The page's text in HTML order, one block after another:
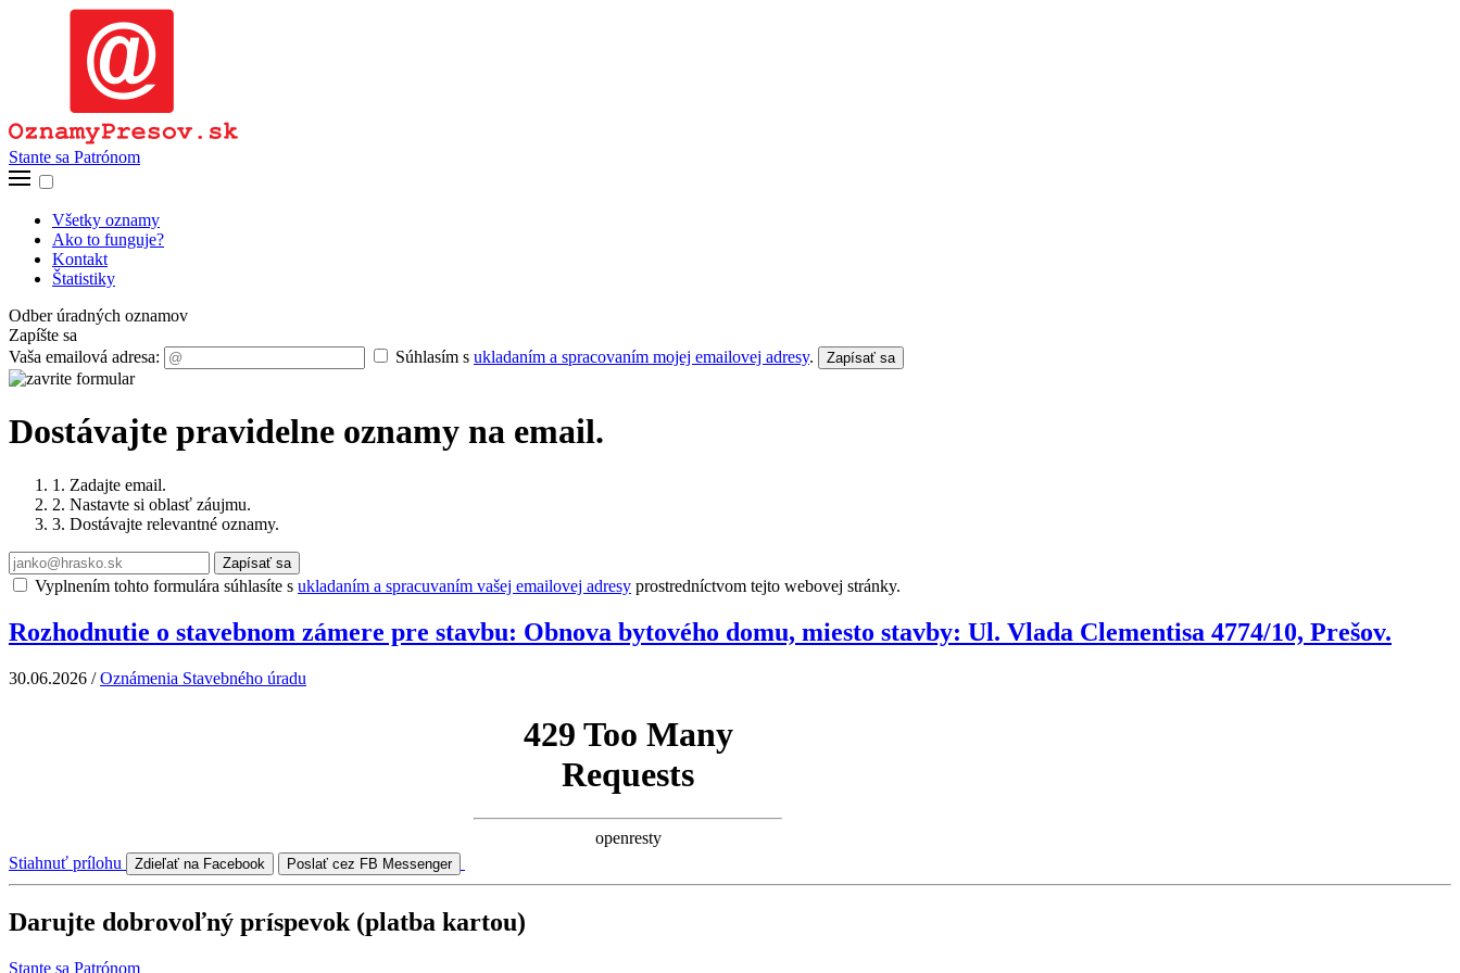
Stante sa Patrónom
Všetky oznamy
Ako to funguje?
Kontakt
Štatistiky
Odber úradných oznamov
Zapíšte sa
Vaša emailová adresa:
Súhlasím s ukladaním a spracovaním mojej emailovej adresy. Zapísať sa
Dostávajte pravidelne oznamy na email.
1. Zadajte email.
2. Nastavte si oblasť záujmu.
3. Dostávajte relevantné oznamy.
Zapísať sa
Vyplnením tohto formulára súhlasíte s ukladaním a spracuvaním vašej emailovej adresy prostredníctvom tejto webovej stránky.
Rozhodnutie o stavebnom zámere pre stavbu: Obnova bytového domu, miesto stavby: Ul. Vlada Clementisa 4774/10, Prešov.
30.06.2026 /Oznámenia Stavebného úradu
Stiahnuť prílohu Zdieľať na Facebook Poslať cez FB Messenger
Darujte dobrovoľný príspevok (platba kartou)
Stante sa Patrónom